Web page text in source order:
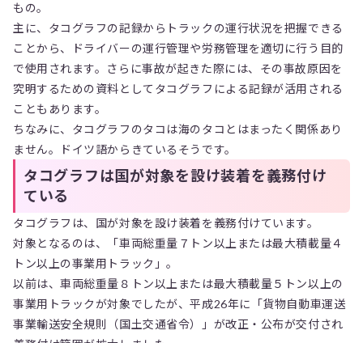
もの。
主に、タコグラフの記録からトラックの運行状況を把握できる
ことから、ドライバーの運行管理や労務管理を適切に行う目的
で使用されます。さらに事故が起きた際には、その事故原因を
究明するための資料としてタコグラフによる記録が活用される
こともあります。
ちなみに、タコグラフのタコは海のタコとはまったく関係あり
ません。ドイツ語からきているそうです。
タコグラフは国が対象を設け装着を義務付け
ている
タコグラフは、国が対象を設け装着を義務付けています。
対象となるのは、「車両総重量７トン以上または最大積載量４
トン以上の事業用トラック」。
以前は、車両総重量８トン以上または最大積載量５トン以上の
事業用トラックが対象でしたが、平成26年に「貨物自動車運送
事業輸送安全規則（国土交通省令）」が改正・公布が交付され